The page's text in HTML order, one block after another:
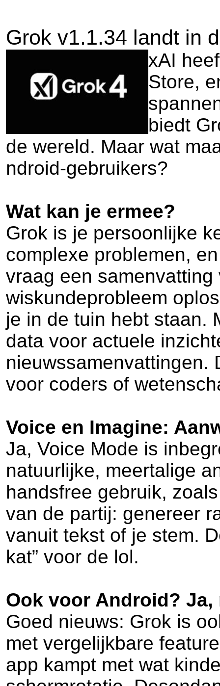
Grok v1.1.34 landt in
xAI
Store,
biedt
de wereld. Maar wat
ndroid-gebruikers?
Wat kan je ermee?
Grok is je persoonlijke
complexe problemen,
vraag een
wiskundeprobleem
je in de tuin hebt staan.
data voor actuele
nieuwssamenvattingen.
voor coders of
Voice en Imagine:
Ja, Voice Mode is
natuurlijke, meertalige
handsfree gebruik,
van de partij: genereer
vanuit tekst of je stem.
kat” voor de lol.
Ook voor Android? Ja,
Goed nieuws: Grok is
met vergelijkbare
app kampt met wat